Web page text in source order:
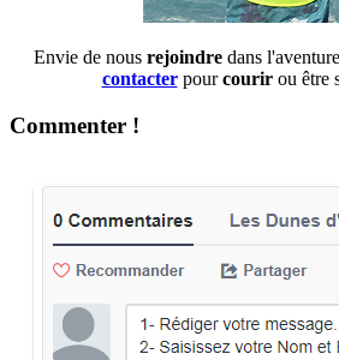
Envie de nous rejoindre dans
contacterpourcourir ou être
Commenter !